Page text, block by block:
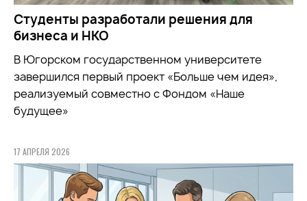
Студенты разработали решения для
бизнеса и НКО
В Югорском государственном университете
завершился первый проект «Больше чем идея»,
реализуемый совместно с Фондом «Наше
будущее»
17 АПРЕЛЯ 2026